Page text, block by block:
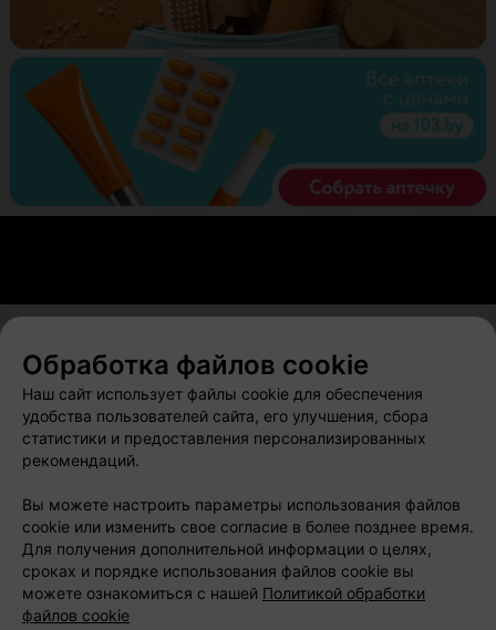
О проекте Новости проекта
Вакансии
Публичный договор
Способы оплаты
Публичный договор по использованию сервиса
Написать в поддержку
Связаться по вопросам сотрудничества
Написать руководителю relax.by
Обработка файлов cookie
Наш сайт использует файлы cookie для обеспечения
удобства пользователей сайта, его улучшения, сбора
статистики и предоставления персонализированных
рекомендаций.
Вы можете настроить параметры использования файлов
cookie или изменить свое согласие в более позднее время.
Для получения дополнительной информации о целях,
сроках и порядке использования файлов cookie вы
можете ознакомиться с нашей Политикой обработки
файлов cookie